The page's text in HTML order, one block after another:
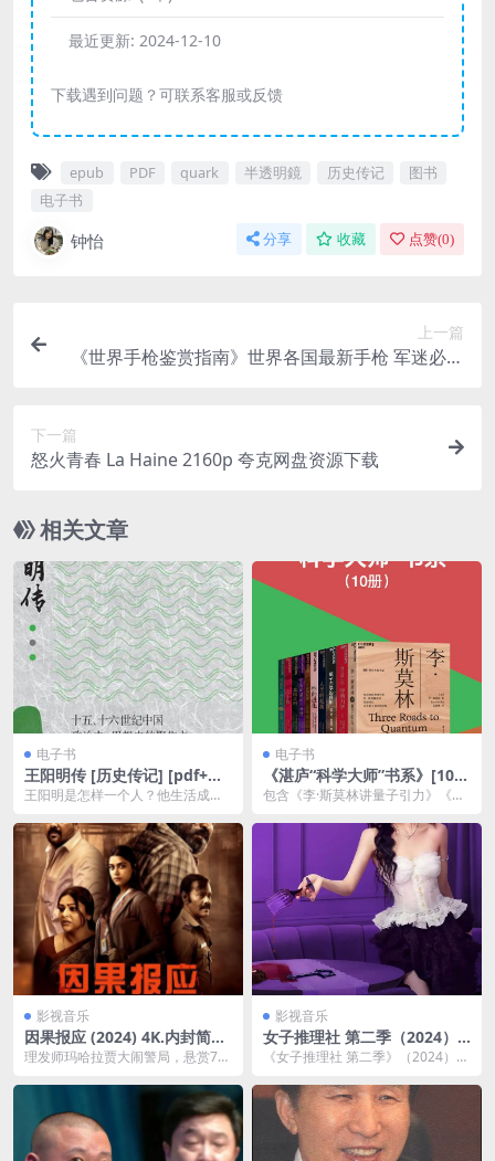
最近更新: 2024-12-10
下载遇到问题？可联系客服或反馈
epub PDF quark 半透明鏡 历史传记
图书
电子书
钟怡 分享 收藏 点赞(0)
上一篇
《世界手枪鉴赏指南》世界各国最新手枪 军迷必备
下一篇
怒火青春 La Haine 2160p 夸克网盘资源下载
相关文章
电子书
王阳明传 [ 历史传记] [pdf+全
格式]
王阳明是怎样一个人？他生活成长
步步走上了明代的政治...
电子书
《湛庐“科学大师”书系》[10
册]
包含《李·斯莫林讲量子引力》《理
源》《性的进化》《...
影视音乐
因果报应 (2024) 4K.内封简英
双字夸克网盘下载
理发师玛哈拉贾大闹警局，悬赏70
案。众人疑惑之际，...
影视音乐
女子推理社 第二季（2024）
芒臻 4K 更1210期
《女子推理社 第二季》（2024）是
剧，承接了第一季...